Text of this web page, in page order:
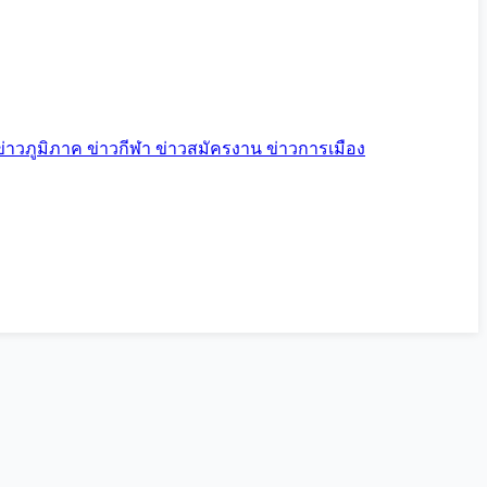
าวภูมิภาค ข่าวกีฬา ข่าวสมัครงาน ข่าวการเมือง